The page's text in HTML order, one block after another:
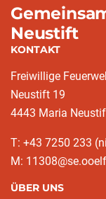
Neustift
KONTAKT
Freiwillige
Neustift 19
4443 Maria
T: +43 7250 233
M:
ÜBER UNS